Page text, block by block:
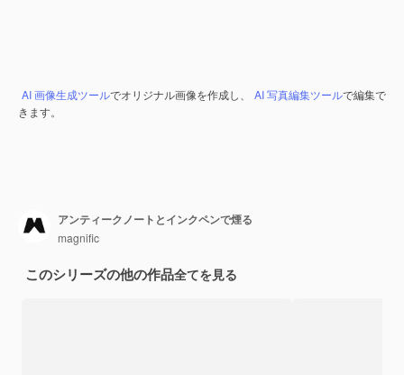
AI 画像生成ツールでオリジナル画像を作成し、 AI 写真編集ツールで編集で
きます。
アンティークノートとインクペンで煙る
magnific
このシリーズの他の作品全てを見る